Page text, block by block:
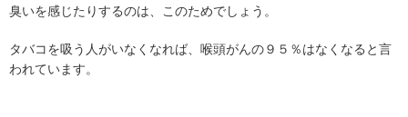
臭いを感じたりするのは、このためでしょう。
タバコを吸う人がいなくなれば、喉頭がんの９５％はなくなると言
われています。